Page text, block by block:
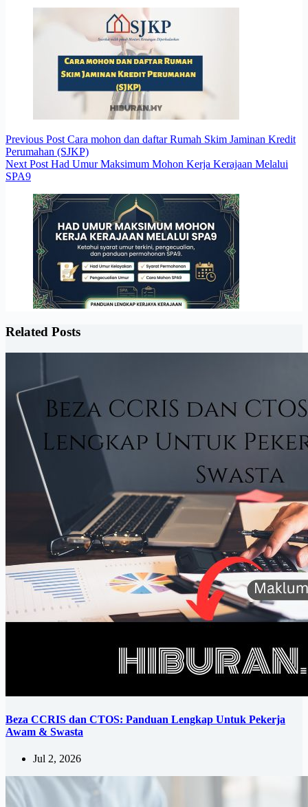
Previous Post Cara mohon dan daftar Rumah Skim Jaminan Kredit
Perumahan (SJKP)
Next Post Had Umur Maksimum Mohon Kerja Kerajaan Melalui
SPA9
Related Posts
Beza CCRIS dan CTOS: Panduan Lengkap Untuk Pekerja
Awam & Swasta
Jul 2, 2026